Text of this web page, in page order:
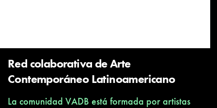
Red colaborativa de Arte
Contemporáneo Latinoamericano
La comunidad VADB está formada por artistas